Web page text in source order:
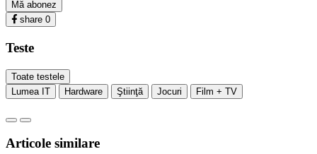
Mă abonez
share 0
Teste
Toate testele
Lumea IT
Hardware Ştiinţă Jocuri Film + TV
Articole similare